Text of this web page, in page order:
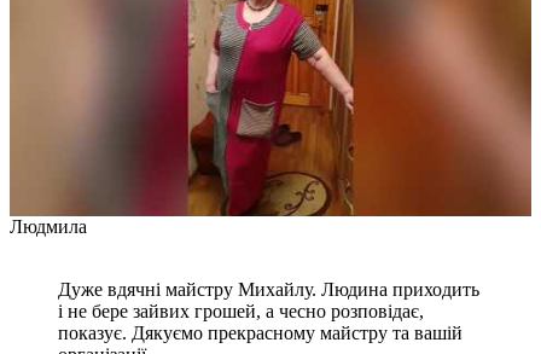
Людмила
Дуже вдячні майстру Михайлу. Людина приходить
і не бере зайвих грошей, а чесно розповідає,
показує. Дякуємо прекрасному майстру та вашій